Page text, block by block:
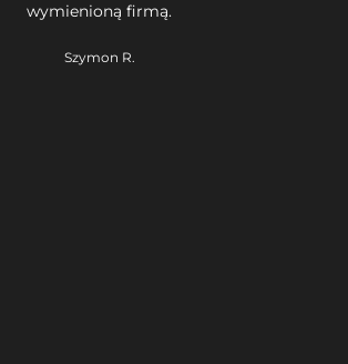
wymienioną firmą.
Szymon R.